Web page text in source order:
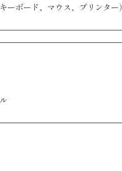
ーボード、マウス、プリンター）